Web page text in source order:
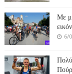
Με
6/